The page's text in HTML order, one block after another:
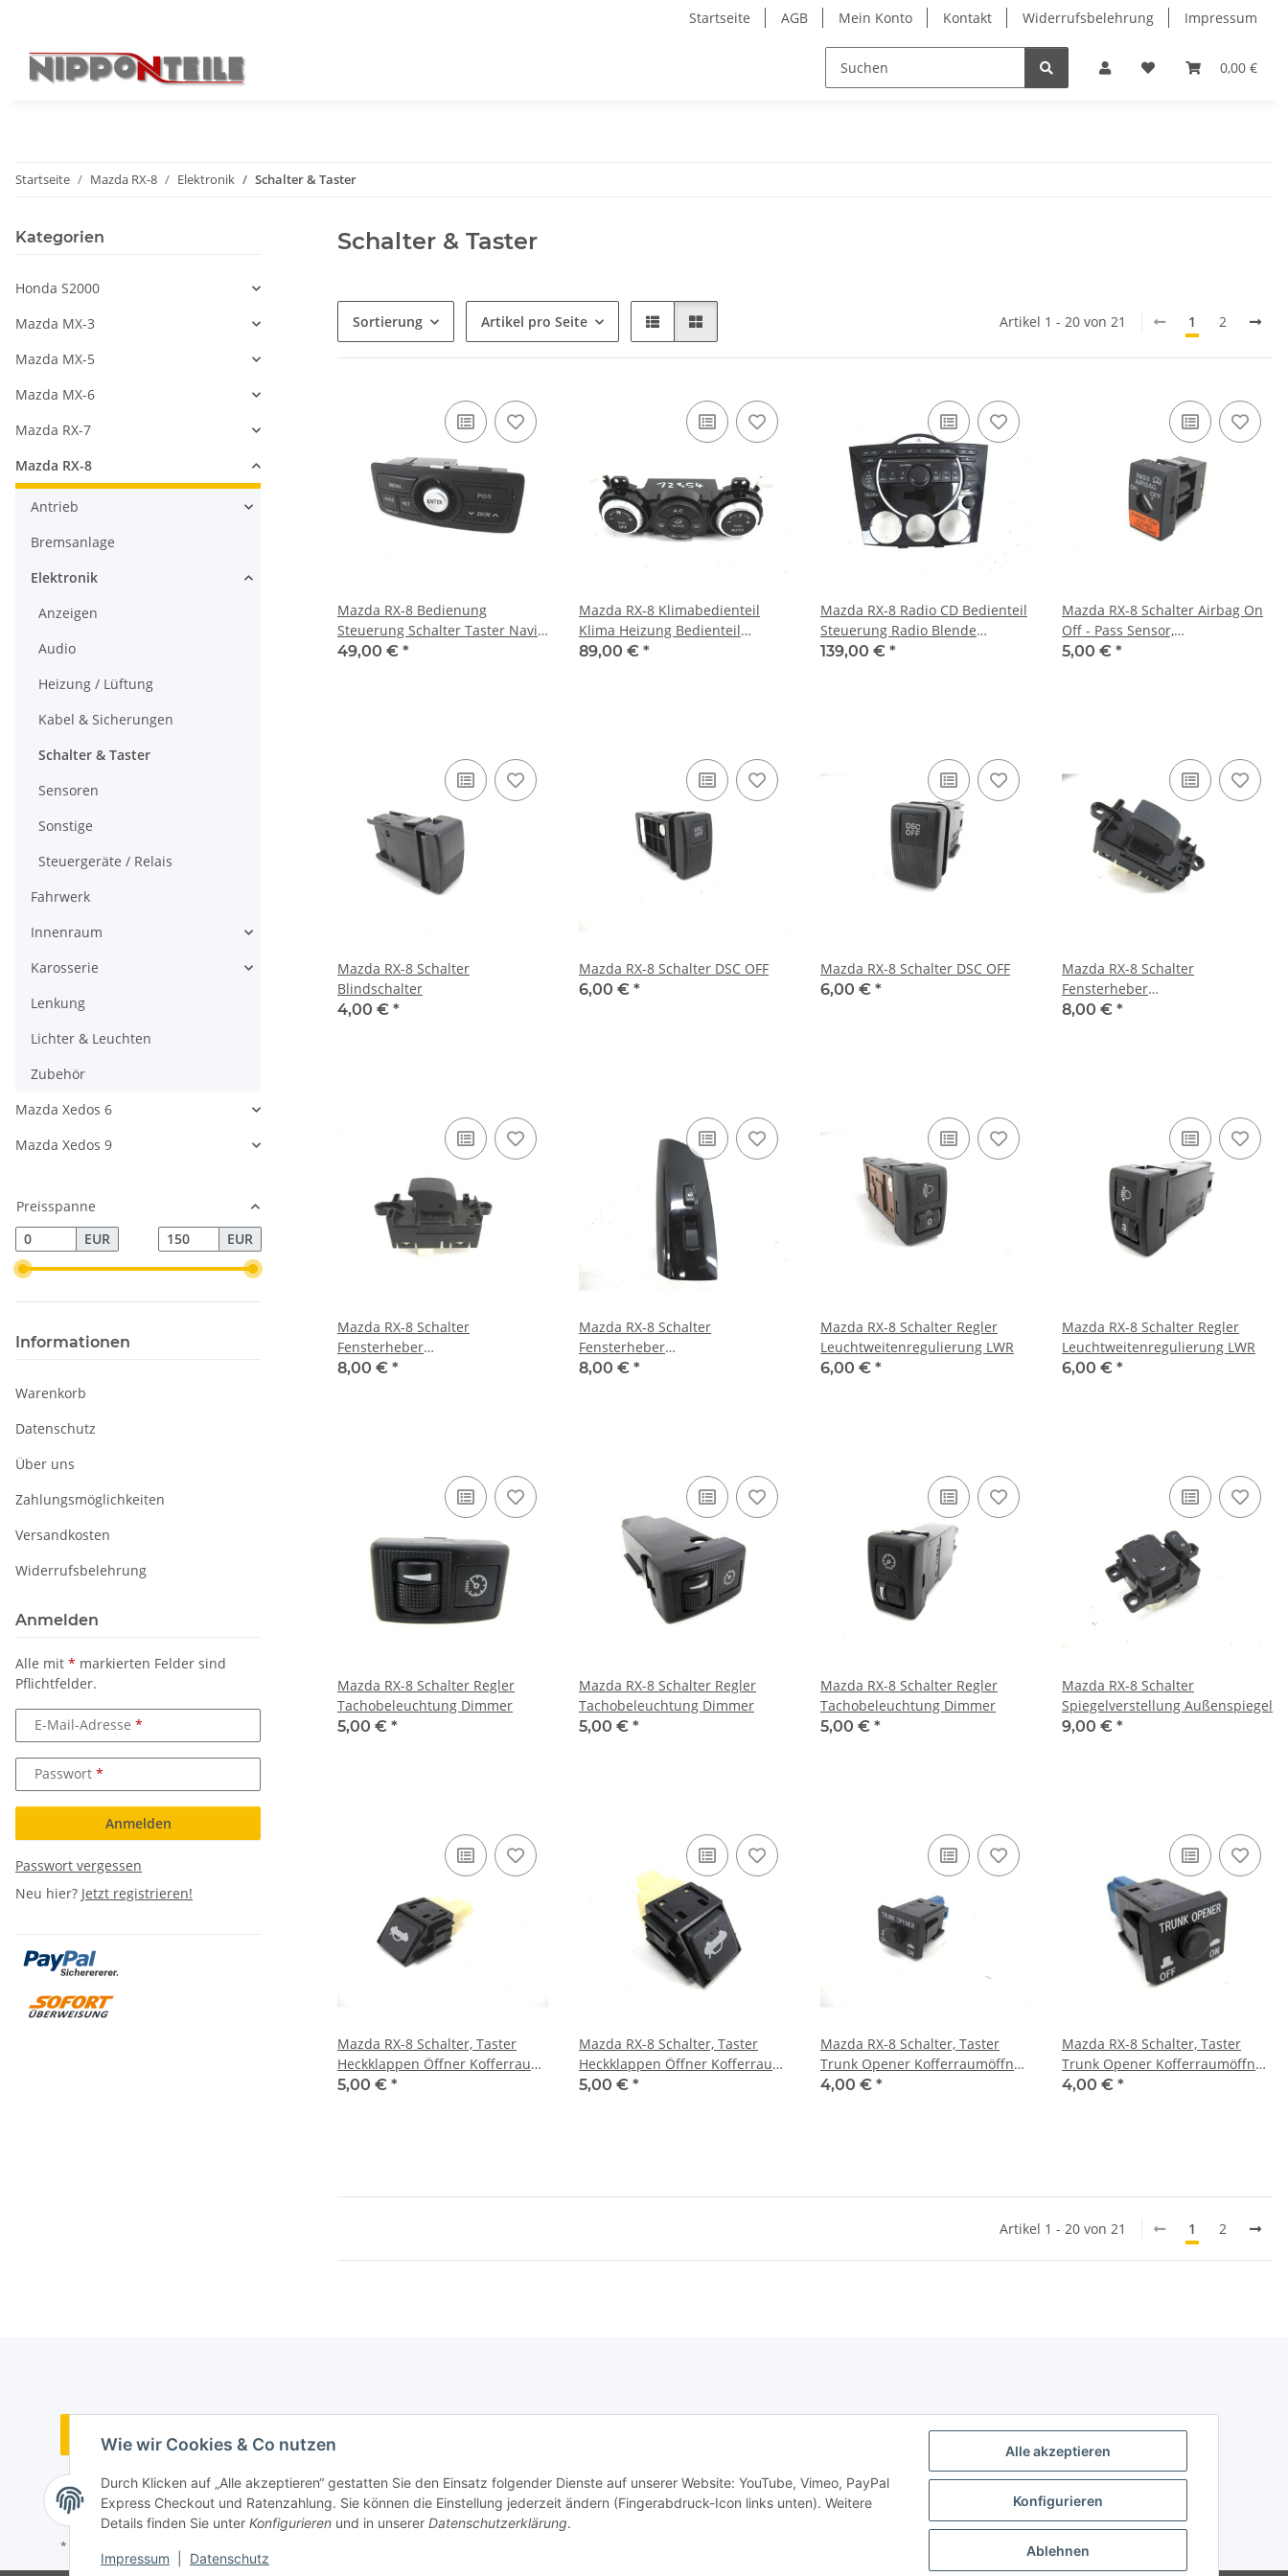
Alle akzeptieren
Konfigurieren
Ablehnen
Wie wir Cookies & Co nutzen
Durch Klicken auf „Alle akzeptieren“ gestatten Sie den Einsatz folgender Dienste auf unserer Website: YouTube, Vimeo, PayPal
Express Checkout und Ratenzahlung. Sie können die Einstellung jederzeit ändern (Fingerabdruck-Icon links unten). Weitere
Details finden Sie unter Konfigurieren und in unserer Datenschutzerklärung.
Impressum Datenschutz
Startseite AGB Mein Konto Kontakt Widerrufsbelehrung Impressum
0,00 €
Startseite Mazda RX-8 Elektronik Schalter & Taster
Schalter & Taster
Sortierung Artikel pro Seite Artikel 1 - 20 von 21 1 2
Mazda RX-8 Bedienung
Steuerung Schalter Taster Navi
Navigation Display
49,00 € *
Mazda RX-8 Klimabedienteil
Klima Heizung Bedienteil
Lüftung Gebläse Steuerung
89,00 € *
Mazda RX-8 Radio CD Bedienteil
Steuerung Radio Blende
Rahmen 6-fach CD Wechsler
139,00 € *
Mazda RX-8 Schalter Airbag On
Off - Pass Sensor,
Airbagschalter, Airbag
5,00 € *
Mazda RX-8 Schalter
Blindschalter
4,00 € *
Mazda RX-8 Schalter DSC OFF
6,00 € *
Mazda RX-8 Schalter DSC OFF
6,00 € *
Mazda RX-8 Schalter
Fensterheber
Fensterheberschalter rechts
8,00 € *
Mazda RX-8 Schalter
Fensterheber
Fensterheberschalter rechts
8,00 € *
Mazda RX-8 Schalter
Fensterheber
Fensterheberschalter rechts +
8,00 € *
Mazda RX-8 Schalter Regler
Leuchtweitenregulierung LWR
6,00 € *
Mazda RX-8 Schalter Regler
Leuchtweitenregulierung LWR
6,00 € *
Mazda RX-8 Schalter Regler
Tachobeleuchtung Dimmer
5,00 € *
Mazda RX-8 Schalter Regler
Tachobeleuchtung Dimmer
5,00 € *
Mazda RX-8 Schalter Regler
Tachobeleuchtung Dimmer
5,00 € *
Mazda RX-8 Schalter
Spiegelverstellung Außenspiegel
9,00 € *
Mazda RX-8 Schalter, Taster
Heckklappen Öffner Kofferraum
Öffner
5,00 € *
Mazda RX-8 Schalter, Taster
Heckklappen Öffner Kofferraum
Öffner
5,00 € *
Mazda RX-8 Schalter, Taster
Trunk Opener Kofferraumöffner
Deaktivierung
4,00 € *
Mazda RX-8 Schalter, Taster
Trunk Opener Kofferraumöffner
Deaktivierung
4,00 € *
Artikel 1 - 20 von 21 1 2
Kategorien
Honda S2000
Mazda MX-3
Mazda MX-5
Mazda MX-6
Mazda RX-7
Mazda RX-8
Antrieb
Bremsanlage
Elektronik
Anzeigen
Audio
Heizung / Lüftung
Kabel & Sicherungen
Schalter & Taster
Sensoren
Sonstige
Steuergeräte / Relais
Fahrwerk
Innenraum
Karosserie
Lenkung
Lichter & Leuchten
Zubehör
Mazda Xedos 6
Mazda Xedos 9
Preisspanne
EUR
EUR
Informationen
Warenkorb
Datenschutz
Über uns
Zahlungsmöglichkeiten
Versandkosten
Widerrufsbelehrung
Anmelden
Alle mit * markierten Felder sind
Pflichtfelder.
E-Mail-Adresse
Passwort
Anmelden
Passwort vergessen
Neu hier? Jetzt registrieren!
Vertrag widerrufen
* Alle Preise inkl. gesetzlicher USt., zzgl.